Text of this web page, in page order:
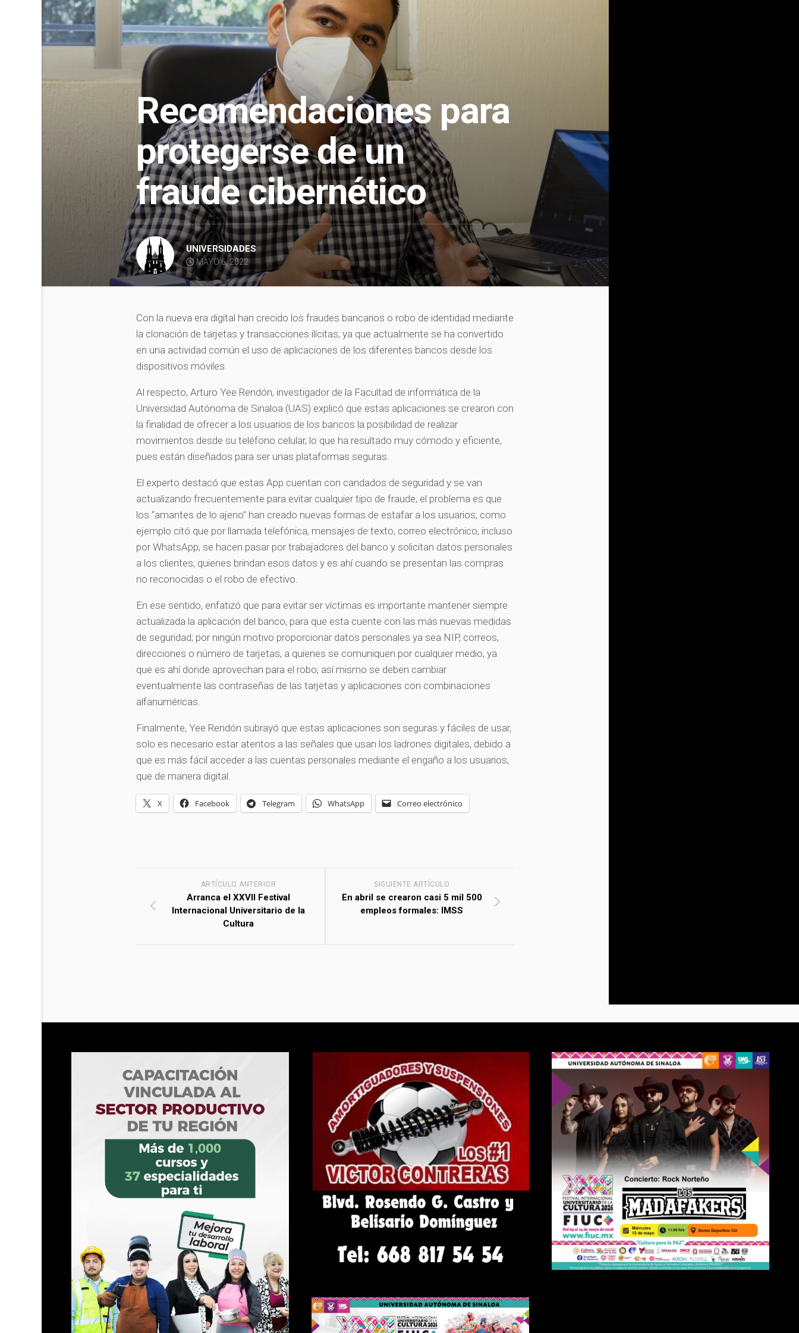
Recomendaciones para
protegerse de un
fraude cibernético
UNIVERSIDADES
MAYO 6, 2022
Con la nueva era digital han crecido los fraudes bancarios o robo de identidad mediante
la clonación de tarjetas y transacciones ilícitas, ya que actualmente se ha convertido
en una actividad común el uso de aplicaciones de los diferentes bancos desde los
dispositivos móviles.
Al respecto, Arturo Yee Rendón, investigador de la Facultad de informática de la
Universidad Autónoma de Sinaloa (UAS) explicó que estas aplicaciones se crearon con
la finalidad de ofrecer a los usuarios de los bancos la posibilidad de realizar
movimientos desde su teléfono celular, lo que ha resultado muy cómodo y eficiente,
pues están diseñados para ser unas plataformas seguras.
El experto destacó que estas App cuentan con candados de seguridad y se van
actualizando frecuentemente para evitar cualquier tipo de fraude, el problema es que
los “amantes de lo ajeno” han creado nuevas formas de estafar a los usuarios, como
ejemplo citó que por llamada telefónica, mensajes de texto, correo electrónico, incluso
por WhatsApp, se hacen pasar por trabajadores del banco y solicitan datos personales
a los clientes, quienes brindan esos datos y es ahí cuando se presentan las compras
no reconocidas o el robo de efectivo.
En ese sentido, enfatizó que para evitar ser víctimas es importante mantener siempre
actualizada la aplicación del banco, para que esta cuente con las más nuevas medidas
de seguridad; por ningún motivo proporcionar datos personales ya sea NIP, correos,
direcciones o número de tarjetas, a quienes se comuniquen por cualquier medio, ya
que es ahí donde aprovechan para el robo; así mismo se deben cambiar
eventualmente las contraseñas de las tarjetas y aplicaciones con combinaciones
alfanuméricas.
Finalmente, Yee Rendón subrayó que estas aplicaciones son seguras y fáciles de usar,
solo es necesario estar atentos a las señales que usan los ladrones digitales, debido a
que es más fácil acceder a las cuentas personales mediante el engaño a los usuarios,
que de manera digital.
X Facebook Telegram WhatsApp Correo electrónico
SIGUIENTE ARTÍCULO
En abril se crearon casi 5 mil 500
empleos formales: IMSS
ARTÍCULO ANTERIOR
Arranca el XXVII Festival
Internacional Universitario de la
Cultura